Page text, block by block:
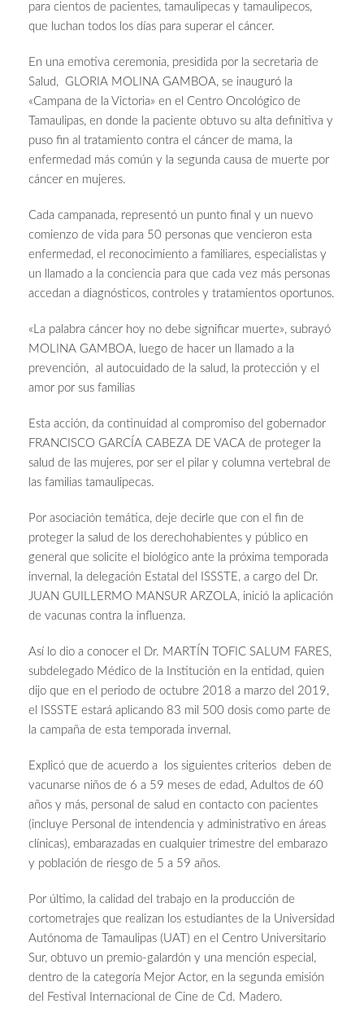
para cientos de pacientes, tamaulipecas y tamaulipecos,
que luchan todos los días para superar el cáncer.
En una emotiva ceremonia, presidida por la secretaria de
Salud, GLORIA MOLINA GAMBOA, se inauguró la
«Campana de la Victoria» en el Centro Oncológico de
Tamaulipas, en donde la paciente obtuvo su alta definitiva y
puso fin al tratamiento contra el cáncer de mama, la
enfermedad más común y la segunda causa de muerte por
cáncer en mujeres.
Cada campanada, representó un punto final y un nuevo
comienzo de vida para 50 personas que vencieron esta
enfermedad, el reconocimiento a familiares, especialistas y
un llamado a la conciencia para que cada vez más personas
accedan a diagnósticos, controles y tratamientos oportunos.
«La palabra cáncer hoy no debe significar muerte», subrayó
MOLINA GAMBOA, luego de hacer un llamado a la
prevención, al autocuidado de la salud, la protección y el
amor por sus familias
Esta acción, da continuidad al compromiso del gobernador
FRANCISCO GARCÍA CABEZA DE VACA de proteger la
salud de las mujeres, por ser el pilar y columna vertebral de
las familias tamaulipecas.
Por asociación temática, deje decirle que con el fin de
proteger la salud de los derechohabientes y público en
general que solicite el biológico ante la próxima temporada
invernal, la delegación Estatal del ISSSTE, a cargo del Dr.
JUAN GUILLERMO MANSUR ARZOLA, inició la aplicación
de vacunas contra la influenza.
Así lo dio a conocer el Dr. MARTÍN TOFIC SALUM FARES,
subdelegado Médico de la Institución en la entidad, quien
dijo que en el periodo de octubre 2018 a marzo del 2019,
el ISSSTE estará aplicando 83 mil 500 dosis como parte de
la campaña de esta temporada invernal.
Explicó que de acuerdo a los siguientes criterios deben de
vacunarse niños de 6 a 59 meses de edad, Adultos de 60
años y más, personal de salud en contacto con pacientes
(incluye Personal de intendencia y administrativo en áreas
clínicas), embarazadas en cualquier trimestre del embarazo
y población de riesgo de 5 a 59 años.
Por último, la calidad del trabajo en la producción de
cortometrajes que realizan los estudiantes de la Universidad
Autónoma de Tamaulipas (UAT) en el Centro Universitario
Sur, obtuvo un premio-galardón y una mención especial,
dentro de la categoría Mejor Actor, en la segunda emisión
del Festival Internacional de Cine de Cd. Madero.